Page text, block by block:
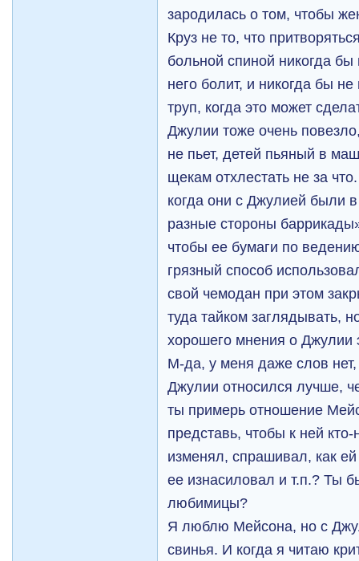
зародилась о том, чтобы
Круз не то, что
больной спиной никогда
него болит, и никогда бы
труп, когда это может
Джулии тоже очень
не пьет, детей пьяный в
щекам отхлестать не за
когда они с Джулией были
разные стороны
чтобы ее бумаги по
грязный способ
свой чемодан при этом
туда тайком заглядывать,
хорошего мнения о Джулии
М-да, у меня даже слов
Джулии относился лучше,
ты примерь отношение
представь, чтобы к ней
изменял, спрашивал, как
ее изнасиловал и т.п.? Ты
любимицы?
Я люблю Мейсона, но с
свинья. И когда я читаю